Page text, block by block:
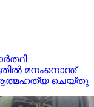
മനംനൊന്ത്
ചെയ്തു